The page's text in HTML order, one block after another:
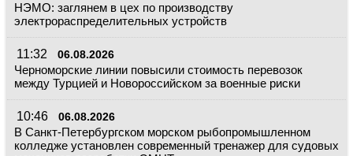
НЭМО: заглянем в цех по производству
электрораспределительных устройств
11:32 06.08.2026
Черноморские линии повысили стоимость перевозок
между Турцией и Новороссийском за военные риски
10:46 06.08.2026
В Санкт-Петербургском морском рыбопромышленном
колледже установлен современный тренажер для судовых